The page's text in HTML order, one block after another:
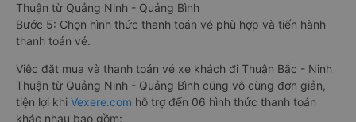
Thuận từ Quảng Ninh - Quảng Bình
Bước 5: Chọn hình thức thanh toán vé phù hợp và tiến hành
thanh toán vé.
Việc đặt mua và thanh toán vé xe khách đi Thuận Bắc - Ninh
Thuận từ Quảng Ninh - Quảng Bình cũng vô cùng đơn giản,
tiện lợi khi Vexere.com hỗ trợ đến 06 hình thức thanh toán
khác nhau bao gồm: